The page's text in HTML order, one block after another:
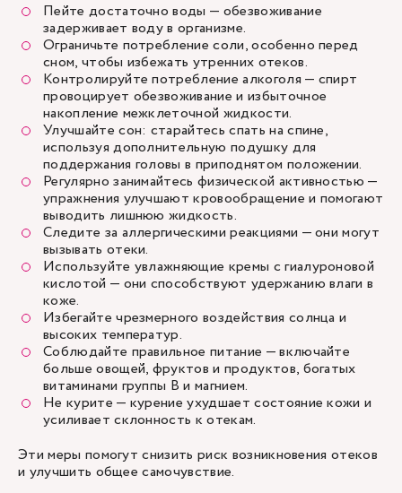
Пейте достаточно воды — обезвоживание
задерживает воду в организме.
Ограничьте потребление соли, особенно перед
сном, чтобы избежать утренних отеков.
Контролируйте потребление алкоголя — спирт
провоцирует обезвоживание и избыточное
накопление межклеточной жидкости.
Улучшайте сон: старайтесь спать на спине,
используя дополнительную подушку для
поддержания головы в приподнятом положении.
Регулярно занимайтесь физической активностью —
упражнения улучшают кровообращение и помогают
выводить лишнюю жидкость.
Следите за аллергическими реакциями — они могут
вызывать отеки.
Используйте увлажняющие кремы с гиалуроновой
кислотой — они способствуют удержанию влаги в
коже.
Избегайте чрезмерного воздействия солнца и
высоких температур.
Соблюдайте правильное питание — включайте
больше овощей, фруктов и продуктов, богатых
витаминами группы B и магнием.
Не курите — курение ухудшает состояние кожи и
усиливает склонность к отекам.
Эти меры помогут снизить риск возникновения отеков
и улучшить общее самочувствие.